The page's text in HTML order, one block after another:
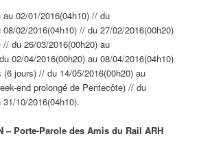
02/01/2016(04h10) // du
02/2016(04h10) // du 27/02/2016(00h20)
du 26/03/2016(00h20) au
02/04/2016(00h20) au 08/04/2016(04h10)
jours) // du 14/05/2016(00h20) au
end prolongé de Pentecôte) // du
10/2016(04h10).
– Porte-Parole des Amis du Rail ARH